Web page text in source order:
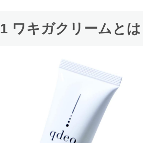
1 ワキガクリームと